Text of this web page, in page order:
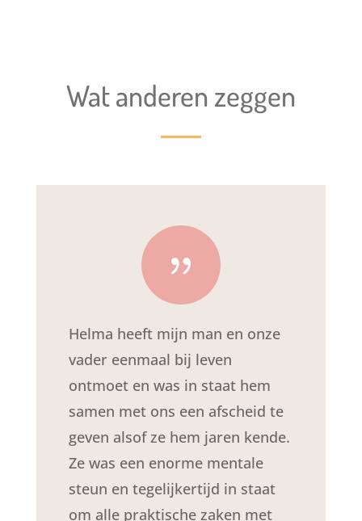
Wat anderen zeggen
{
Helma heeft mijn man en onze
vader eenmaal bij leven
ontmoet en was in staat hem
samen met ons een afscheid te
geven alsof ze hem jaren kende.
Ze was een enorme mentale
steun en tegelijkertijd in staat
om alle praktische zaken met